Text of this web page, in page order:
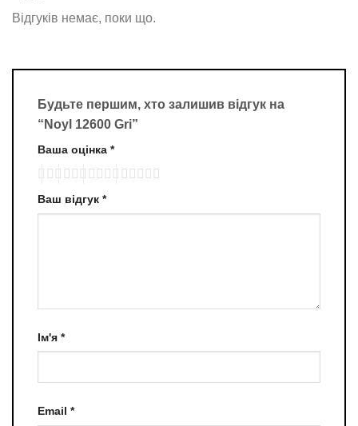
Відгуків немає, поки що.
Будьте першим, хто залишив відгук на
“Noyl 12600 Gri”
Ваша оцінка *
Ваш відгук *
Ім'я *
Email *